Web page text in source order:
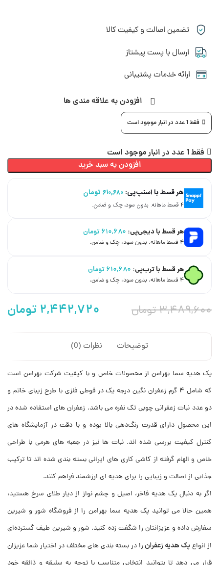
تضمین اصالت و کیفیت کالا
ارسال با پست پیشتاز
ارائه خدمات پشتیبانی
افزودن به علاقه مندی ها
فقط 1 عدد در انبار موجود است
فقط 1 عدد در انبار موجود است
افزودن به سبد خرید
هر قسط با اسنپ‌پی: ۶۱۰,۶۸۰ تومان
۴ قسط ماهانه. بدون سود، چک و ضامن.
هر قسط با دیجی‌پی: ۶۱۰,۶۸۰تومان
۴ قسط ماهانه. بدون سود، چک و ضامن.
هر قسط با ترب‌پی: ۶۱۰,۶۸۰تومان
۴ قسط ماهانه. بدون سود، چک و ضامن.
۳,۴۸۹,۶۰۰تومان ۲,۴۴۲,۷۲۰ تومان
توضیحات نظرات (0)
پک هدیه سما بهرامن از محصولات خاص و با کیفیت شرکت بهرامن است
که شامل ۴ گرم زعفران نگین درجه یک در قوطی فلزی با طرح زیبای خاتم و
دو عدد نبات زعفرانی چوبی تک‌ نفره می‌ باشد. زعفران‌ های استفاده‌ شده در
این محصول دارای قدرت رنگ‌دهی بالا بوده و با دقت در آزمایشگاه‌ های
کنترل کیفیت بررسی شده‌ اند. نبات‌ ها نیز در جعبه‌ های هرمی با طراحی
خاص و الهام‌ گرفته از کاشی‌ کاری‌ های ایرانی بسته‌ بندی شده‌ اند تا ترکیب
جذابی از اصالت و زیبایی را برای هدیه‌ ای ارزشمند فراهم کنند.
اگر به‌ دنبال یک هدیه فاخر، اصیل و چشم‌ نواز از دیار طلای سرخ هستید،
همین حالا می توانید پک هدیه سما بهرامن را از فروشگاه شور و شیرین
سفارش داده و عزیزانتان را شگفت‌ زده کنید. شور و شیرین طیف گسترده‌ای
از انواع پک هدیه زعفرانرا در بسته بندی های مختلف در اختیار شما عزیزان